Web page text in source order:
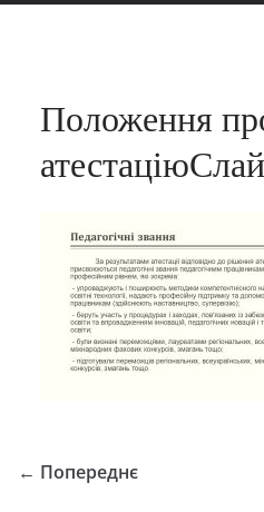
Положення
← Попереднє